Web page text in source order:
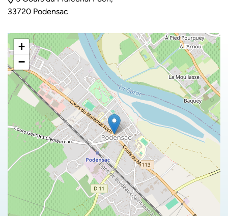
33720 Podensac
+
−